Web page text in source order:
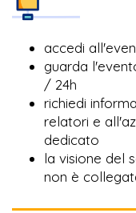
accedi
guarda
/ 24h
richiedi
relatori e
dedicato
la visione del
non è